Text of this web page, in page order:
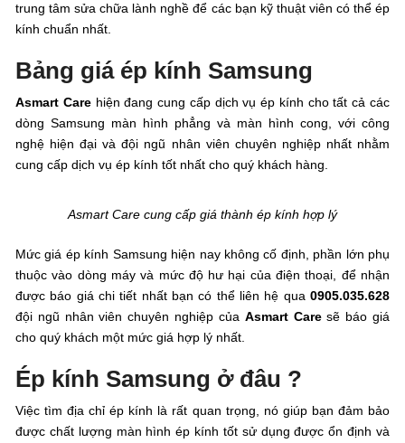
trung tâm sửa chữa lành nghề để các bạn kỹ thuật viên có thể ép
kính chuẩn nhất.
Bảng giá ép kính Samsung
Asmart Carehiện đang cung cấp dịch vụ ép kính cho tất cả các
dòng Samsung màn hình phẳng và màn hình cong, với công
nghệ hiện đại và đội ngũ nhân viên chuyên nghiệp nhất nhằm
cung cấp dịch vụ ép kính tốt nhất cho quý khách hàng.
Asmart Care cung cấp giá thành ép kính hợp lý
Mức giá ép kính Samsung hiện nay không cố định, phần lớn phụ
thuộc vào dòng máy và mức độ hư hại của điện thoại, để nhận
được báo giá chi tiết nhất bạn có thể liên hệ qua 0905.035.628
đội ngũ nhân viên chuyên nghiệp của Asmart Caresẽ báo giá
cho quý khách một mức giá hợp lý nhất.
Ép kính Samsung ở đâu ?
Việc tìm địa chỉ ép kính là rất quan trọng, nó giúp bạn đảm bảo
được chất lượng màn hình ép kính tốt sử dụng được ổn định và